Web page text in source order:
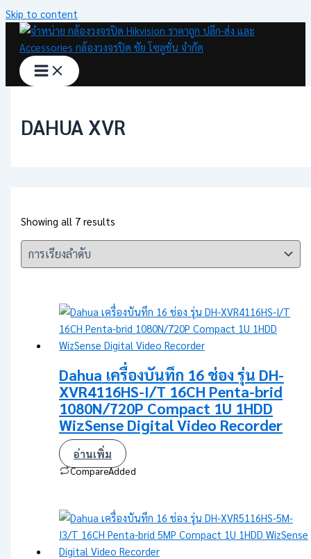
Skip to content
DAHUA XVR
Showing all 7 results
Dahua เครื่องบันทึก 16 ช่อง รุ่น DH-
XVR4116HS-I/T 16CH Penta-brid
1080N/720P Compact 1U 1HDD
WizSense Digital Video Recorder
อ่านเพิ่ม
CompareAdded